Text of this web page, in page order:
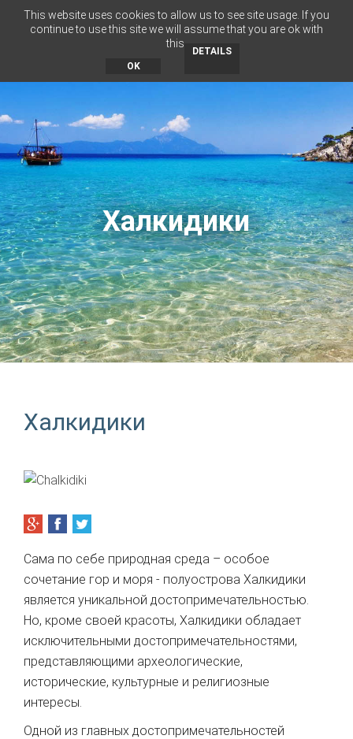
OK
This website uses cookies to allow us to see site usage. If you
continue to use this site we will assume that you are ok with
this.
DETAILS
RU BG EN EL
Халкидики
Халкидики
Сама по себе природная среда – особое
сочетание гор и моря - полуострова Халкидики
является уникальной достопримечательностью.
Но, кроме своей красоты, Халкидики обладает
исключительными достопримечательностями,
представляющими археологические,
исторические, культурные и религиозные
интересы.
Одной из главных достопримечательностей